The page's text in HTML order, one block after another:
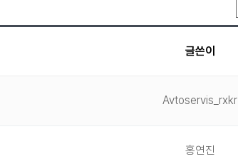
글쓴이
Avtoservis_rxkr
홍연진